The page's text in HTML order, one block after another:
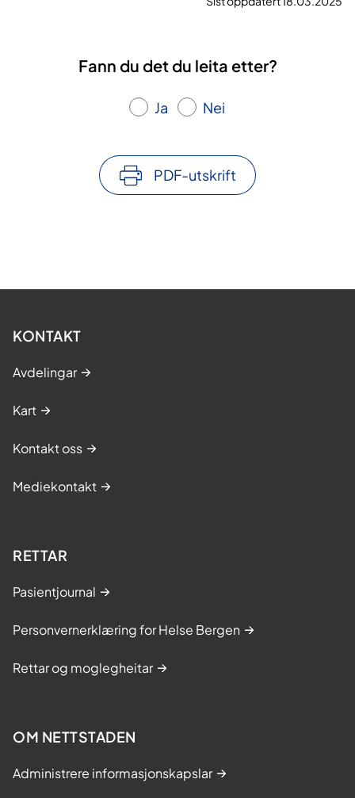
Fann du det du leita etter?
Ja Nei
PDF-utskrift
KONTAKT
Avdelingar
Kart
Kontakt oss
Mediekontakt
RETTAR
Pasientjournal
Personvernerklæring for Helse Bergen
Rettar og moglegheitar
OM NETTSTADEN
Administrere informasjonskapslar